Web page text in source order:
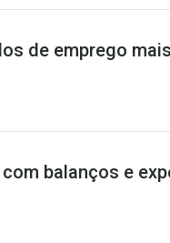
de emprego
balanços e